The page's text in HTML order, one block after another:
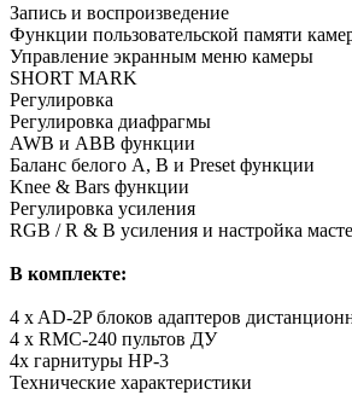
Запись и воспроизведение
Функции пользовательской памяти
Управление экранным меню камеры
SHORT MARK
Регулировка
Регулировка диафрагмы
AWB и ABB функции
Баланс белого A, B и Preset функции
Knee & Bars функции
Регулировка усиления
RGB / R & B усиления и настройка
В комплекте:
4 x AD-2P блоков адаптеров
4 x RMC-240 пультов ДУ
4х гарнитуры HP-3
Технические характеристики